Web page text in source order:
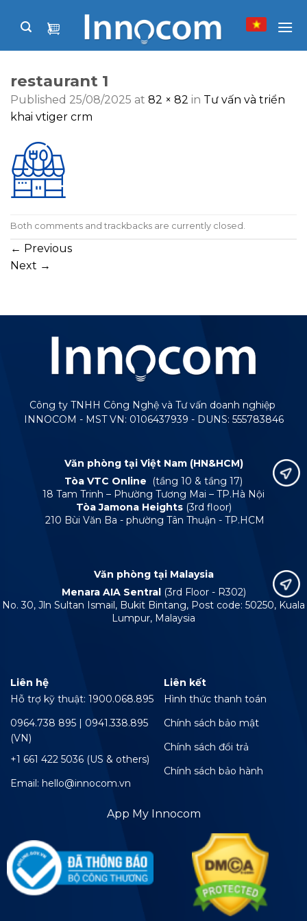
restaurant 1
Published 25/08/2025 at 82 × 82 in Tư vấn và triển
khai vtiger crm
Both comments and trackbacks are currently closed.
← Previous
Next →
Công ty TNHH Công Nghệ và Tư vấn doanh nghiệp
INNOCOM - MST VN: 0106437939 - DUNS: 555783846
Văn phòng tại Việt Nam (HN&HCM)
Tòa VTC Online
(tầng 10 & tầng 17)
18 Tam Trinh – Phường Tương Mai – TP.Hà Nội
Tòa Jamona Heights (3rd floor)
210 Bùi Văn Ba - phường Tân Thuận - TP.HCM
Văn phòng tại Malaysia
Menara AIA Sentral (3rd Floor - R302)
No. 30, Jln Sultan Ismail, Bukit Bintang, Post code: 50250, Kuala
Lumpur, Malaysia
Liên hệ
Hỗ trợ kỹ thuật: 1900.068.895
0964.738 895 | 0941.338.895
(VN)
+1 661 422 5036 (US & others)
Email: hello@innocom.vn
Liên kết
Hình thức thanh toán
Chính sách bảo mật
Chính sách đổi trả
Chính sách bảo hành
App My Innocom